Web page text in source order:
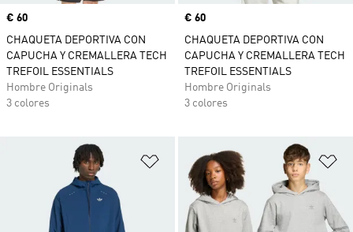
Precio
€ 60
CHAQUETA DEPORTIVA CON
CAPUCHA Y CREMALLERA TECH
TREFOIL ESSENTIALS
Hombre Originals
3 colores
Precio
€ 60
CHAQUETA DEPORTIVA CON
CAPUCHA Y CREMALLERA TECH
TREFOIL ESSENTIALS
Hombre Originals
3 colores
Añadir a la lista de deseos